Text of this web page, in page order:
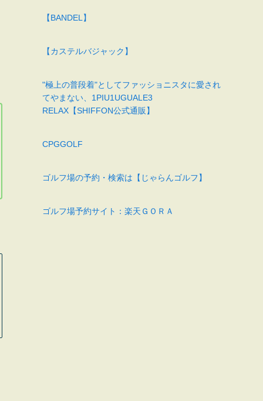
【BANDEL】
【カステルバジャック】
"極上の普段着"としてファッショニスタに愛され
てやまない、1PIU1UGUALE3
RELAX【SHIFFON公式通販】
CPGGOLF
ゴルフ場の予約・検索は【じゃらんゴルフ】
ゴルフ場予約サイト：楽天ＧＯＲＡ